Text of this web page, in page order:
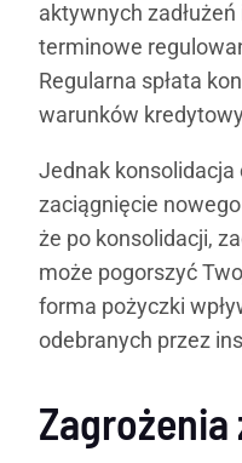
aktywnych
terminowe
Regularna spłata
warunków
Jednak konsolidacja
zaciągnięcie
że po konsolidacji,
może pogorszyć
forma pożyczki
odebranych przez